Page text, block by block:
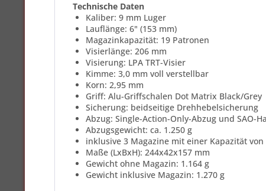
Technische Daten
Kaliber: 9 mm Luger
Lauflänge: 6" (153 mm)
Magazinkapazität: 19 Patronen
Visierlänge: 206 mm
Visierung: LPA TRT-Visier
Kimme: 3,0 mm voll verstellbar
Korn: 2,95 mm
Griff: Alu-Griffschalen Dot Matrix Black/Grey
Sicherung: beidseitige Drehhebelsicherung
Abzug: Single-Action-Only-Abzug und SAO-
Abzugsgewicht: ca. 1.250 g
inklusive 3 Magazine mit einer Kapazität von
Maße (LxBxH): 244x42x157 mm
Gewicht ohne Magazin: 1.164 g
Gewicht inklusive Magazin: 1.270 g